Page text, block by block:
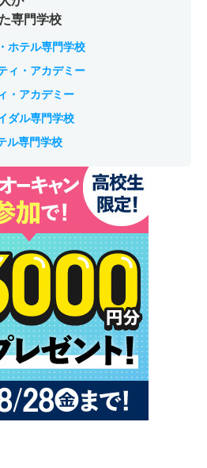
専門学校
ホテル専門学校
ィ・アカデミー
・アカデミー
ダル専門学校
ル専門学校